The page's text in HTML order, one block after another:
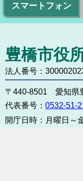
スマートフォン
豊橋市役
法人番号：
〒440-8501 愛知県
代表番号： 0532-51-
開庁日時： 月曜日～